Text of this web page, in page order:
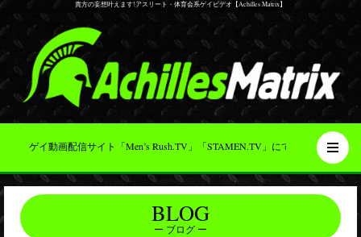
貴方の妄想叶えます!アスリート・体育会系ゲイビデオ【Achilles Matrix】
ゲイ動画配信サイト「Men’s Rush.TV」「STAMEN.TV」にて配信開始！
BLOG
ブログ